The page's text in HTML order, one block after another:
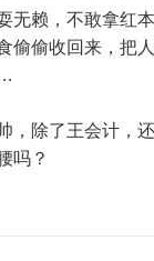
无赖，不敢拿红
偷收回来，把
，除了王会计，
吗？